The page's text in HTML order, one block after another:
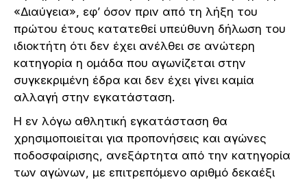
«Διαύγεια», εφ’ όσον πριν από τη λήξη του
πρώτου έτους κατατεθεί υπεύθυνη δήλωση του
ιδιοκτήτη ότι δεν έχει ανέλθει σε ανώτερη
κατηγορία η ομάδα που αγωνίζεται στην
συγκεκριμένη έδρα και δεν έχει γίνει καμία
αλλαγή στην εγκατάσταση.
Η εν λόγω αθλητική εγκατάσταση θα
χρησιμοποιείται για προπονήσεις και αγώνες
ποδοσφαίρισης, ανεξάρτητα από την κατηγορία
των αγώνων, με επιτρεπόμενο αριθμό δεκαέξι